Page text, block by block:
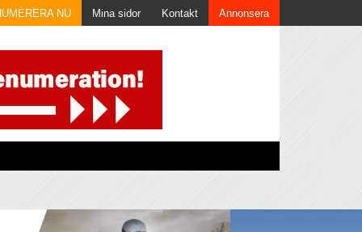
NU Mina sidor Kontakt Annonsera